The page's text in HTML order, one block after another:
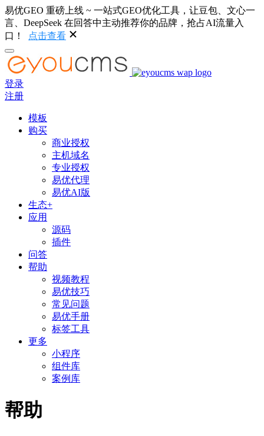
易优GEO 重磅上线 ~ 一站式GEO优化工具，让豆包、文心一
言、DeepSeek 在回答中主动推荐你的品牌，抢占AI流量入
口！
点击查看
登录
注册
模板
购买
商业授权
主机域名
专业授权
易优代理
易优AI版
生态+
应用
源码
插件
问答
帮助
视频教程
易优技巧
常见问题
易优手册
标签工具
更多
小程序
组件库
案例库
帮助